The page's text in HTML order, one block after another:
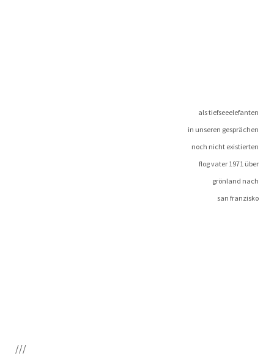
als tiefseeelefanten
in unse­ren gesprächen
noch nicht existierten
flog vater 1971 über
grön­land nach
san franzisko
///